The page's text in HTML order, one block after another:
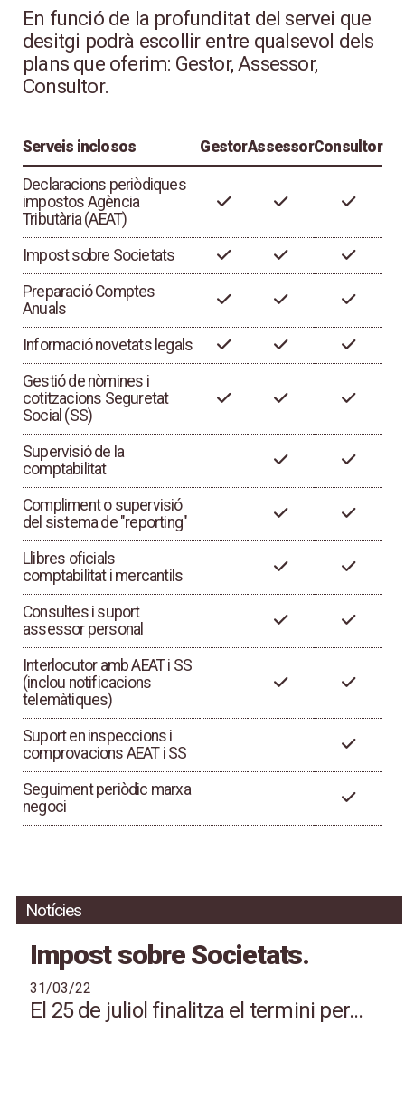
En funció de la profunditat del servei que
desitgi podrà escollir entre qualsevol dels
plans que oferim: Gestor, Assessor,
Consultor.
Serveis inclosos GestorAssessorConsultor
Declaracions periòdiques
impostos Agència
Tributària (AEAT)
Impost sobre Societats
Preparació Comptes
Anuals
Informació novetats legals
Gestió de nòmines i
cotitzacions Seguretat
Social (SS)
Supervisió de la
comptabilitat
Compliment o supervisió
del sistema de "reporting"
Llibres oficials
comptabilitat i mercantils
Consultes i suport
assessor personal
Interlocutor amb AEAT i SS
(inclou notificacions
telemàtiques)
Suport en inspeccions i
comprovacions AEAT i SS
Seguiment periòdic marxa
negoci
Notícies
Impost sobre Societats.
31/03/22
El 25 de juliol finalitza el termini per...